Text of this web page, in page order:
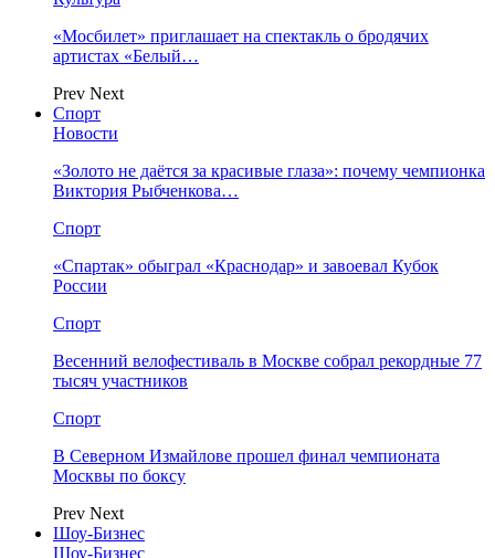
«Мосбилет» приглашает на спектакль о бродячих
артистах «Белый…
Prev Next
Спорт
Новости
«Золото не даётся за красивые глаза»: почему чемпионка
Виктория Рыбченкова…
Спорт
«Спартак» обыграл «Краснодар» и завоевал Кубок
России
Спорт
Весенний велофестиваль в Москве собрал рекордные 77
тысяч участников
Спорт
В Северном Измайлове прошел финал чемпионата
Москвы по боксу
Prev Next
Шоу-Бизнес
Шоу-Бизнес